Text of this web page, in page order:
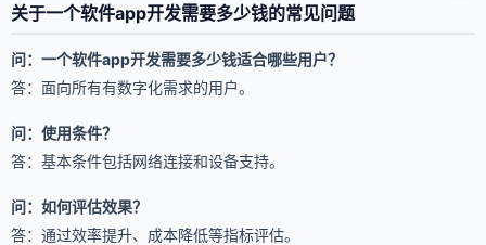
关于一个软件app开发需要多少钱的常见问题
问：一个软件app开发需要多少钱适合哪些用户？
答：面向所有有数字化需求的用户。
问：使用条件？
答：基本条件包括网络连接和设备支持。
问：如何评估效果？
答：通过效率提升、成本降低等指标评估。